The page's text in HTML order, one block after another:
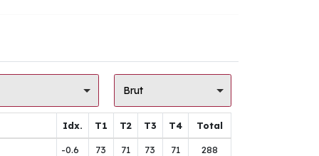
Brut
Idx. T1 T2 T3 T4 Total
-0.6 73 71 73 71
288